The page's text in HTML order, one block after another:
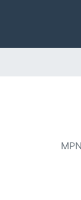
MPN